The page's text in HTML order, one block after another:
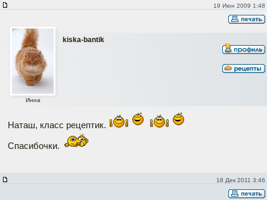
19 Июн 2009 1:48
kiska-bantik
Инна
Наташ, класс рецептик.
Спасибочки.
18 Дек 2011 3:46